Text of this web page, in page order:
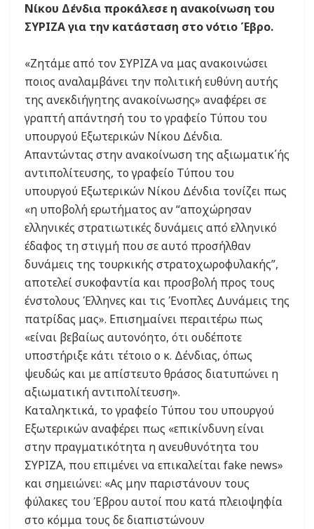
Νίκου Δένδια προκάλεσε η ανακοίνωση του
ΣΥΡΙΖΑ για την κατάσταση στο νότιο Έβρο.
«Ζητάμε από τον ΣΥΡΙΖΑ να μας ανακοινώσει
ποιος αναλαμβάνει την πολιτική ευθύνη αυτής
της ανεκδιήγητης ανακοίνωσης» αναφέρει σε
γραπτή απάντησή του το γραφείο Τύπου του
υπουργού Εξωτερικών Νίκου Δένδια.
Απαντώντας στην ανακοίνωση της αξιωματικ΄ής
αντιπολίτευσης, το γραφείο Τύπου του
υπουργού Εξωτερικών Νίκου Δένδια τονίζει πως
«η υποβολή ερωτήματος αν “αποχώρησαν
ελληνικές στρατιωτικές δυνάμεις από ελληνικό
έδαφος τη στιγμή που σε αυτό προσήλθαν
δυνάμεις της τουρκικής στρατοχωροφυλακής”,
αποτελεί συκοφαντία και προσβολή προς τους
ένστολους Έλληνες και τις Ένοπλες Δυνάμεις της
πατρίδας μας». Επισημαίνει περαιτέρω πως
«είναι βεβαίως αυτονόητο, ότι ουδέποτε
υποστήριξε κάτι τέτοιο ο κ. Δένδιας, όπως
ψευδώς και με απίστευτο θράσος διατυπώνει η
αξιωματική αντιπολίτευση».
Καταληκτικά, το γραφείο Τύπου του υπουργού
Εξωτερικών αναφέρει πως «επικίνδυνη είναι
στην πραγματικότητα η ανευθυνότητα του
ΣΥΡΙΖΑ, που επιμένει να επικαλείται fake news»
και σημειώνει: «Ας μην παριστάνουν τους
φύλακες του Έβρου αυτοί που κατά πλειοψηφία
στο κόμμα τους δε διαπιστώνουν